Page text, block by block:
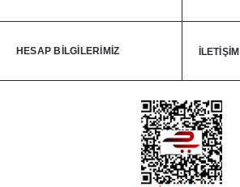
HESAP BİLGİLERİMİZ